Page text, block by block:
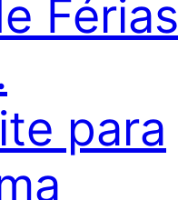
Férias
para